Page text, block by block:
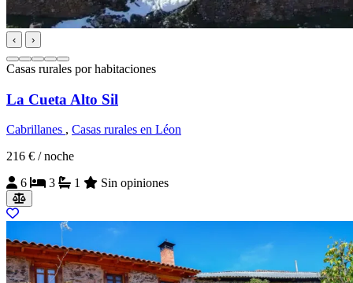
‹ ›
Casas rurales por habitaciones
La Cueta Alto Sil
Cabrillanes , Casas rurales en Léon
216 € / noche
6
3 1 Sin opiniones